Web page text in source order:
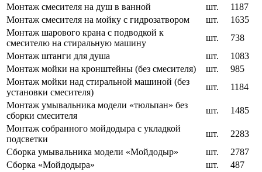
Монтаж смесителя на душ в ванной
шт.
1187
Монтаж смесителя на мойку с гидрозатвором
шт.
1635
Монтаж шарового крана с подводкой к
смесителю на стиральную машину
шт.
738
Монтаж штанги для душа
шт.
1083
Монтаж мойки на кронштейны (без смесителя)
шт.
985
Монтаж мойки над стиральной машиной (без
установки смесителя)
шт.
1184
Монтаж умывальника модели «тюльпан» без
сборки смесителя
шт.
1485
Монтаж собранного мойдодыра с укладкой
подсветки
шт.
2283
Сборка умывальника модели «Мойдодыр»
шт.
2787
Сборка «Мойдодыра»
шт.
487